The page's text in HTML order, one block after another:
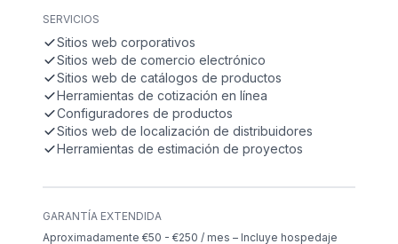
SERVICIOS
Sitios web corporativos
Sitios web de comercio electrónico
Sitios web de catálogos de productos
Herramientas de cotización en línea
Configuradores de productos
Sitios web de localización de distribuidores
Herramientas de estimación de proyectos
GARANTÍA EXTENDIDA
Aproximadamente €50 - €250 / mes – Incluye hospedaje